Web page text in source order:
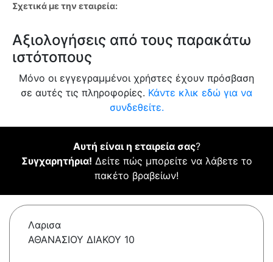
Σχετικά με την εταιρεία:
Αξιολογήσεις από τους παρακάτω
ιστότοπους
Μόνο οι εγγεγραμμένοι χρήστες έχουν πρόσβαση
σε αυτές τις πληροφορίες. Κάντε κλικ εδώ για να
συνδεθείτε.
Αυτή είναι η εταιρεία σας?
Συγχαρητήρια! Δείτε πώς μπορείτε να λάβετε το
πακέτο βραβείων!
Λαρισα
ΑΘΑΝΑΣΙΟΥ ΔΙΑΚΟΥ 10